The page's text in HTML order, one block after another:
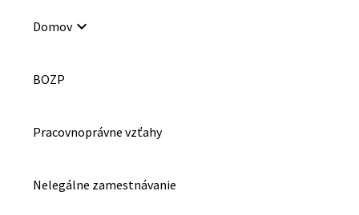
Domovkeyboard_arrow_down
BOZP
Pracovnoprávne vzťahy
Nelegálne zamestnávanie